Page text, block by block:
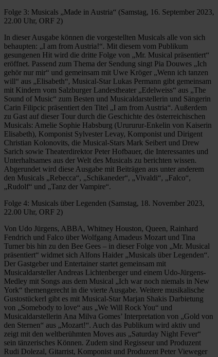
Folge 3: Musicals „Made in Austria“ (Samstag, 16. September 2023,
22.00 Uhr, ORF 2)
In dieser Ausgabe können die vorgestellten Musicals alle von sich
behaupten: „I am from Austria!“. Mit diesem vom Publikum
gesungenen Hit wird die dritte Folge von „Mr. Musical präsentiert“
eröffnet. Passend zum Thema der Sendung singt Pia Douwes „Ich
gehör nur mir“ und gemeinsam mit Uwe Kröger „Wenn ich tanzen
will“ aus „Elisabeth“, Musical-Star Lukas Permann gibt gemeinsam
mit Kindern vom Salzburger Landestheater „Edelweiss“ aus „The
Sound of Music“ zum Besten und Musicaldarstellerin und Sängerin
Carin Filipcic präsentiert den Titel „I am from Austria“. Außerdem
zu Gast auf dieser Tour durch die Geschichte des österreichischen
Musicals: Amelie Sophie Habsburg (Urururur-Enkelin von Kaiserin
Elisabeth), Komponist Sylvester Levay, Komponist und Dirigent
Christian Kolonovits, die Musical-Stars Mark Seibert und Drew
Sarich sowie Theaterdirektor Peter Hofbauer, die Interessantes und
Unterhaltsames aus der Welt des Musicals zu berichten wissen.
Abgerundet wird diese Ausgabe mit Beiträgen aus unter anderem
den Musicals „Rebecca“, „Schikaneder“, „Vivaldi“, „Falco“,
„Rudolf“ und „Tanz der Vampire“.
Folge 4: Musicals über Legenden (Samstag, 18. November 2023,
22.00 Uhr, ORF 2)
Von Udo Jürgens, ABBA, Whitney Houston, Queen, Rainhard
Fendrich und Falco über Wolfgang Amadeus Mozart und Tina
Turner bis hin zu den Bee Gees – in dieser Folge von „Mr. Musical
präsentiert“ widmet sich Alfons Haider „Musicals über Legenden“.
Der Gastgeber und Entertainer startet gemeinsam mit
Musicaldarsteller Andreas Lichtenberger und einem Udo-Jürgens-
Medley mit Songs aus dem Musical „Ich war noch niemals in New
York“ themengerecht in die vierte Ausgabe. Weitere musikalische
Gustostückerl gibt es mit Musical-Star Marjan Shakis Darbietung
von „Somebody to love“ aus „We Will Rock You“ und
Musicaldarstellerin Ana Milva Gomes’ Interpretation von „Gold von
den Sternen“ aus „Mozart!“. Auch das Publikum wird aktiv und
zeigt mit den weltberühmten Moves aus „Saturday Night Fever“
sein tänzerisches Können. Zudem sind Regisseur und Produzent
Rudi Dolezal, Gitarrist, Komponist und Produzent Peter Vieweger